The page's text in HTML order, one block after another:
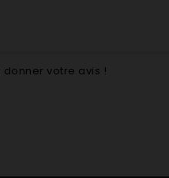
votre avis !